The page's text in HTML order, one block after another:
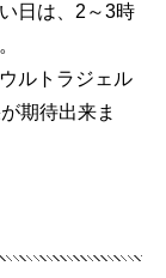
日は、2～3時
ルトラジェル
期待出来ま